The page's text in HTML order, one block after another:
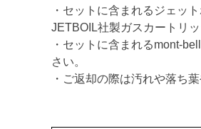
・セットに含まれるジェッ
JETBOIL社製ガスカートリ
・セットに含まれるmont-
さい。
・ご返却の際は汚れや落ち